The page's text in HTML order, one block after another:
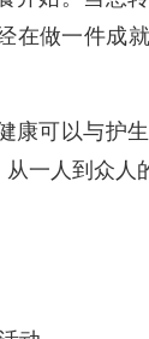
在做一件成
康可以与护生
一人到众人